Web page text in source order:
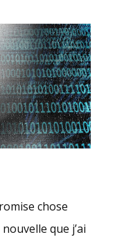
chose
que j’ai